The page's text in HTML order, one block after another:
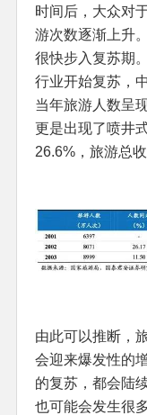
时间后，大众对
游次数逐渐上升
很快步入复苏期
行业开始复苏，
当年旅游人数呈
更是出现了喷井
26.6%，旅游总
由此可以推断，
会迎来爆发性的
的复苏，都会陆
也可能会发生很